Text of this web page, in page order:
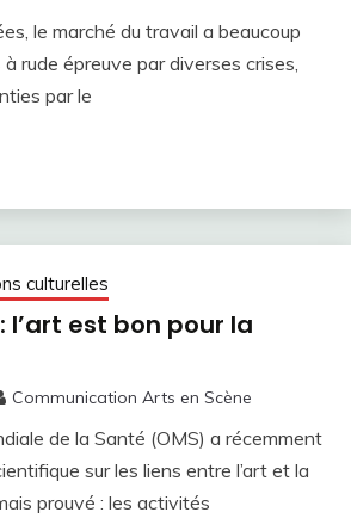
le marché du travail a beaucoup
rude épreuve par diverses crises,
par le
culturelles
l’art est bon pour la
Communication Arts en Scène
de la Santé (OMS) a récemment
sur les liens entre l’art et la
prouvé : les activités